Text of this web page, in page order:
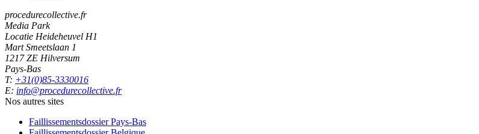
procedurecollective.fr
Media Park
Locatie Heideheuvel H1
Mart Smeetslaan 1
1217 ZE Hilversum
Pays-Bas
T: +31(0)85-3330016
E: info@procedurecollective.fr
Nos autres sites
Faillissementsdossier Pays-Bas